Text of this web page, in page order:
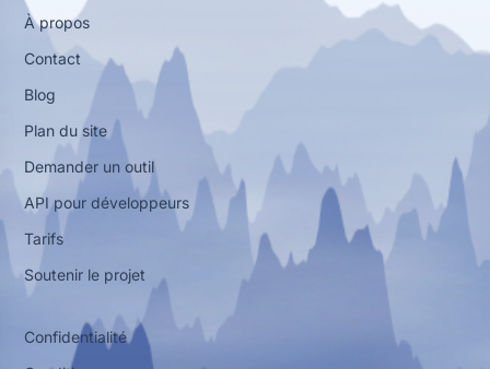
À propos
Contact
Blog
Plan du site
Demander un outil
API pour développeurs
Tarifs
Soutenir le projet
Confidentialité